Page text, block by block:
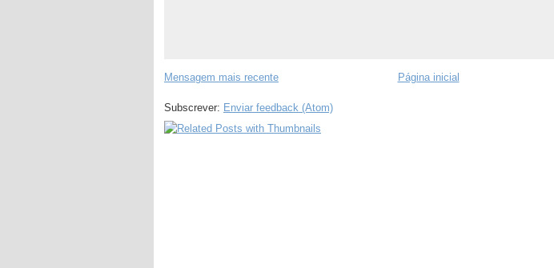
Mensagem mais recente Página inicial
Subscrever: Enviar feedback (Atom)